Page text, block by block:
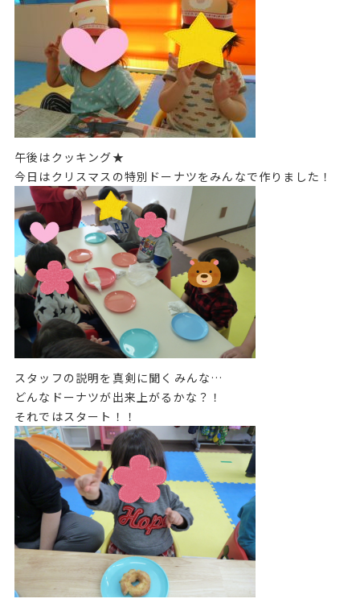
午後はクッキング★
今日はクリスマスの特別ドーナツをみんなで作りました！
スタッフの説明を真剣に聞くみんな…
どんなドーナツが出来上がるかな？！
それではスタート！！